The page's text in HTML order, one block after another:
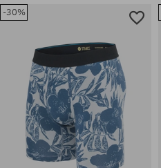
-30%